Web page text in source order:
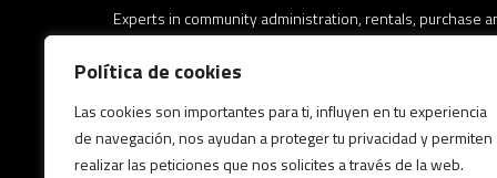
Política de cookies
Las cookies son importantes para ti, influyen en tu experiencia
de navegación, nos ayudan a proteger tu privacidad y permiten
realizar las peticiones que nos solicites a través de la web.
Experts in community administration, rentals, purchase
Expertos en administración de comunidades, alquileres,
inmuebles, asesoramiento jurídico inmobiliario y gestión